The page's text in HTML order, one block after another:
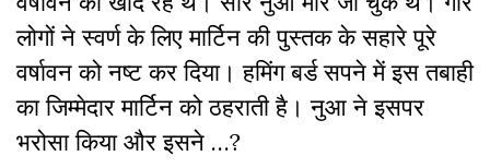
लोगों ने स्वर्ण के लिए मार्टिन की पुस्तक के सहारे पूरे
वर्षावन को नष्ट कर दिया। हमिंग बर्ड सपने में इस तबाही
का जिम्मेदार मार्टिन को ठहराती है। नुआ ने इसपर
भरोसा किया और इसने …?